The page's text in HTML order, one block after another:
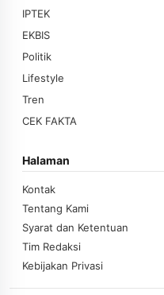
IPTEK
EKBIS
Politik
Lifestyle
Tren
CEK FAKTA
Halaman
Kontak
Tentang Kami
Syarat dan Ketentuan
Tim Redaksi
Kebijakan Privasi